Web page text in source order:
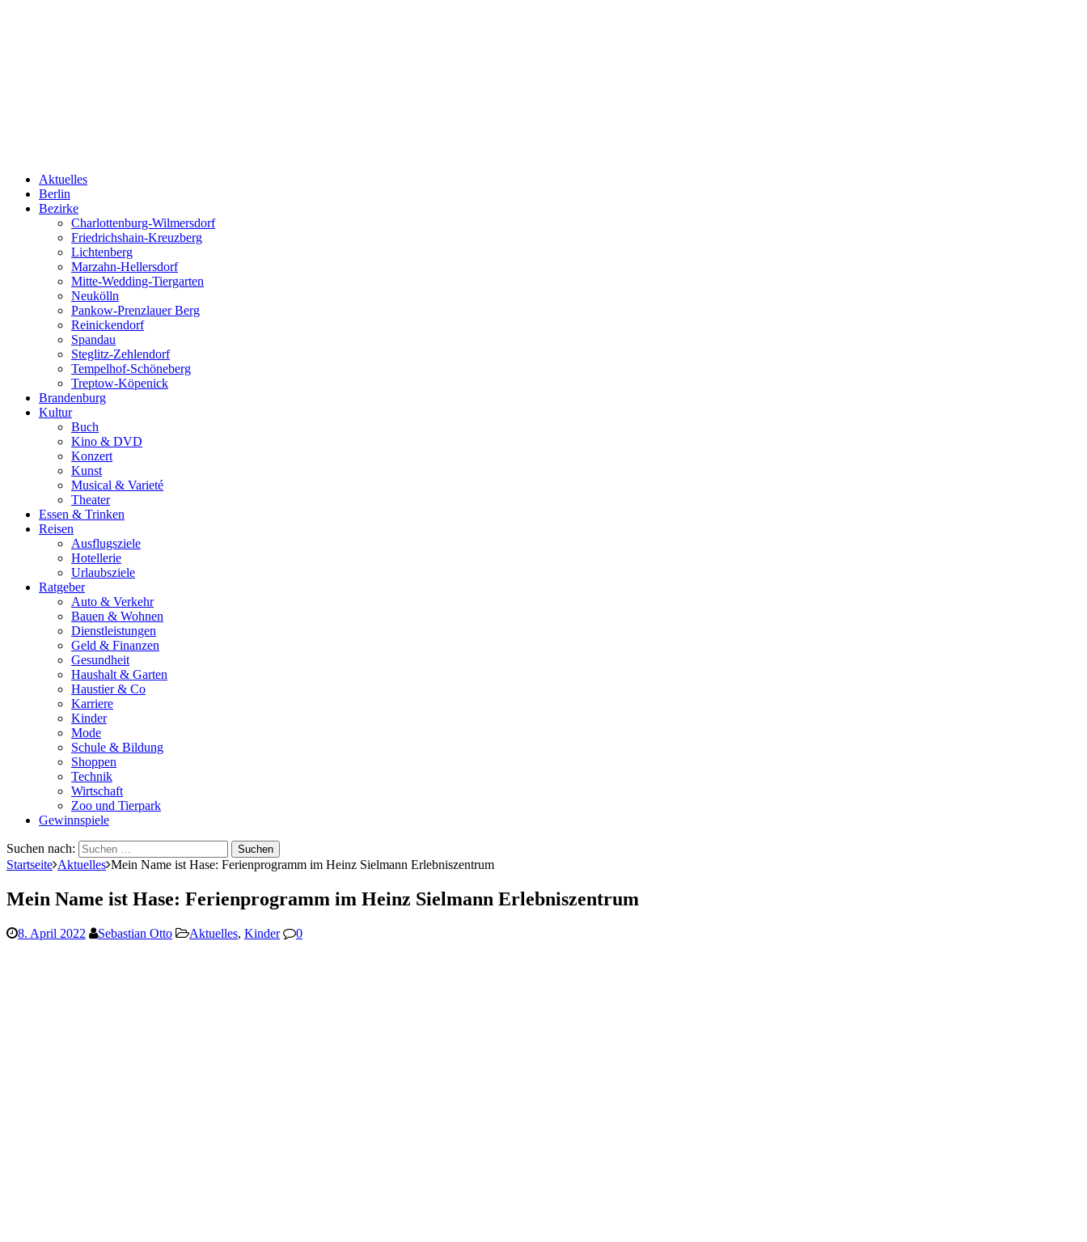
Aktuelles
Berlin
Bezirke
Charlottenburg-Wilmersdorf
Friedrichshain-Kreuzberg
Lichtenberg
Marzahn-Hellersdorf
Mitte-Wedding-Tiergarten
Neukölln
Pankow-Prenzlauer Berg
Reinickendorf
Spandau
Steglitz-Zehlendorf
Tempelhof-Schöneberg
Treptow-Köpenick
Brandenburg
Kultur
Buch
Kino & DVD
Konzert
Kunst
Musical & Varieté
Theater
Essen & Trinken
Reisen
Ausflugsziele
Hotellerie
Urlaubsziele
Ratgeber
Auto & Verkehr
Bauen & Wohnen
Dienstleistungen
Geld & Finanzen
Gesundheit
Haushalt & Garten
Haustier & Co
Karriere
Kinder
Mode
Schule & Bildung
Shoppen
Technik
Wirtschaft
Zoo und Tierpark
Gewinnspiele
Suchen nach:
Startseite Aktuelles Mein Name ist Hase: Ferienprogramm im Heinz Sielmann Erlebniszentrum
Mein Name ist Hase: Ferienprogramm im Heinz Sielmann Erlebniszentrum
8. April 2022 Sebastian Otto Aktuelles, Kinder 0